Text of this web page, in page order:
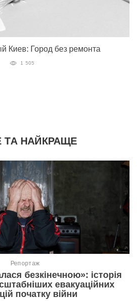
Киев: Город без ремонта
1 505
ТА НАЙКРАЩЕ
Репортаж
безкінечною»: історія
евакуаційних
початку війни